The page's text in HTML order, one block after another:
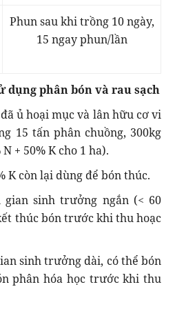
Phun sau khi trồng 10 ngày,
15 ngay phun/lần
dụng phân bón và rau sạch
ủ hoại mục và lân hữu cơ vi
15 tấn phân chuồng, 300kg
+ 50% K cho 1 ha).
K còn lại dùng để bón thúc.
sinh trưởng ngắn (< 60
thúc bón trước khi thu hoạc
sinh trưởng dài, có thể bón
phân hóa học trước khi thu